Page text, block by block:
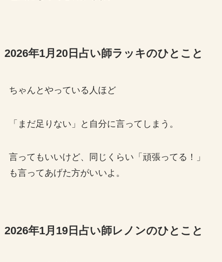
2026年1月20日占い師ラッキのひとこと
ちゃんとやっている人ほど
「まだ足りない」と自分に言ってしまう。
言ってもいいけど、同じくらい「頑張ってる！」
も言ってあげた方がいいよ。
2026年1月19日占い師レノンのひとこと